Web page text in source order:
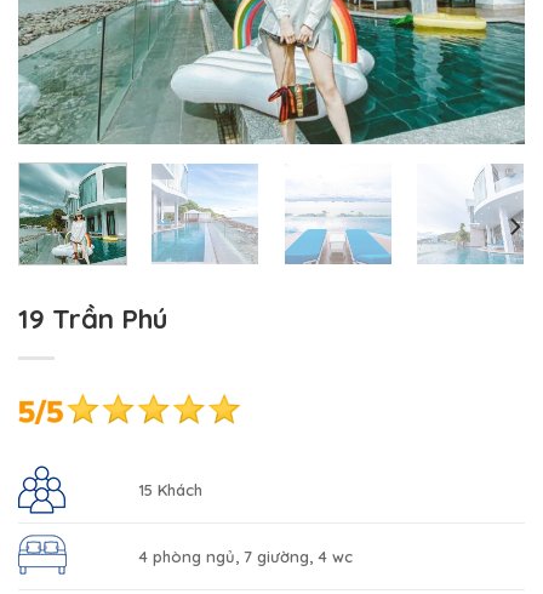
19 Trần Phú
15 Khách
4 phòng ngủ, 7 giường, 4 wc